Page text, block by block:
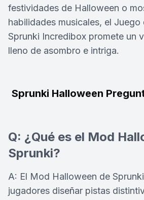
festividades de Halloween o
habilidades musicales, el
Sprunki Incredibox promete un
lleno de asombro e intriga.
Sprunki Halloween
Q: ¿Qué es el Mod
Sprunki?
A: El Mod Halloween de
jugadores diseñar pistas